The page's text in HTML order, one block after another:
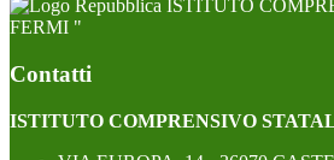
ISTITUTO
FERMI "
Contatti
ISTITUTO COMPRENSIVO